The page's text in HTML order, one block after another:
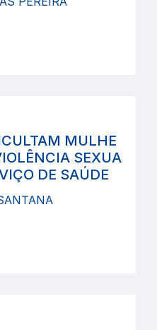
MULHE
SEXUA
DE SAÚDE